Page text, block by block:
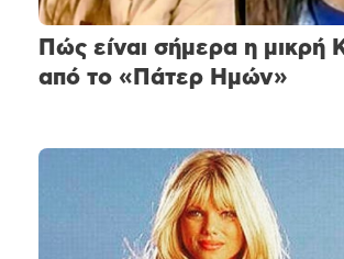
Πώς είναι σήμερα η μικρή
από το «Πάτερ Ημών»